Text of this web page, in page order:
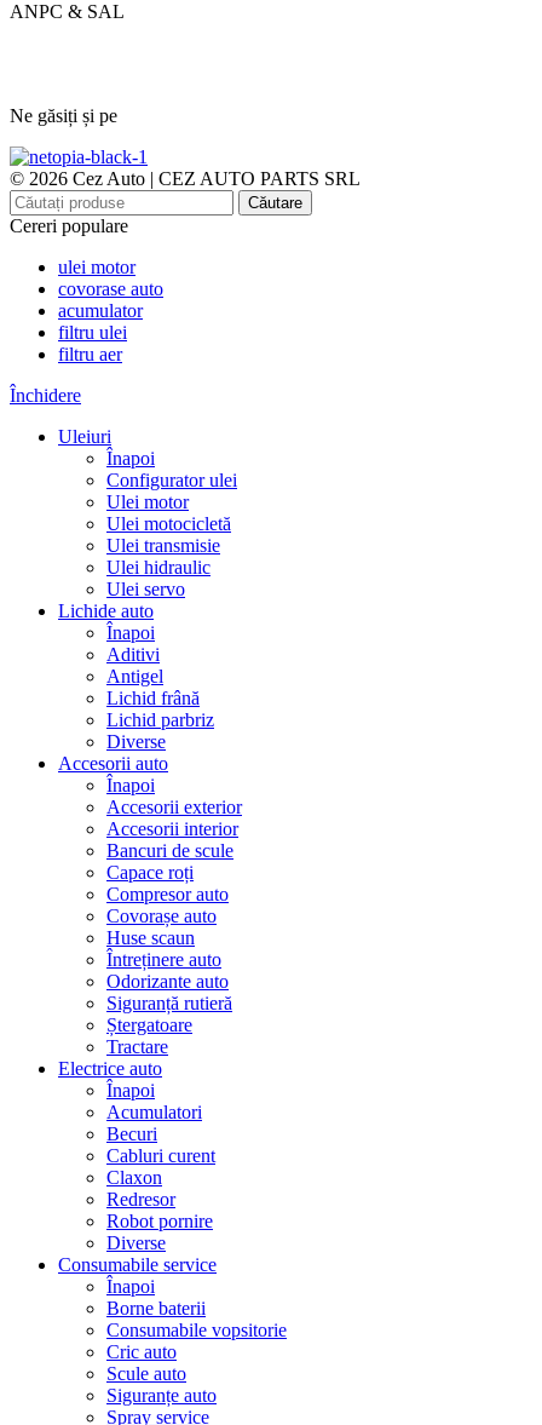
ANPC & SAL
Ne găsiți și pe
© 2026 Cez Auto | CEZ AUTO PARTS SRL
Căutare
Cereri populare
ulei motor
covorase auto
acumulator
filtru ulei
filtru aer
Închidere
Uleiuri
Înapoi
Configurator ulei
Ulei motor
Ulei motocicletă
Ulei transmisie
Ulei hidraulic
Ulei servo
Lichide auto
Înapoi
Aditivi
Antigel
Lichid frână
Lichid parbriz
Diverse
Accesorii auto
Înapoi
Accesorii exterior
Accesorii interior
Bancuri de scule
Capace roți
Compresor auto
Covorașe auto
Huse scaun
Întreținere auto
Odorizante auto
Siguranță rutieră
Ștergatoare
Tractare
Electrice auto
Înapoi
Acumulatori
Becuri
Cabluri curent
Claxon
Redresor
Robot pornire
Diverse
Consumabile service
Înapoi
Borne baterii
Consumabile vopsitorie
Cric auto
Scule auto
Siguranțe auto
Spray service